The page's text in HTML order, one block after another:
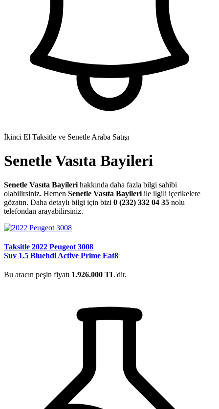
İkinci El Taksitle ve Senetle Araba Satışı
Senetle Vasıta Bayileri
Senetle Vasıta Bayileri hakkında daha fazla bilgi sahibi
olabilirsiniz. Hemen Senetle Vasıta Bayileri ile ilgili içerikelere
gözatın. Daha detaylı bilgi için bizi 0 (232) 332 04 35 nolu
telefondan arayabilirsiniz.
Taksitle 2022 Peugeot 3008
Suv 1.5 Bluehdi Active Prime Eat8
Bu aracın peşin fiyatı 1.926.000 TL'dir.